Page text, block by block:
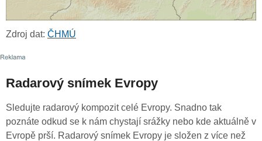
Zdroj dat: ČHMÚ
Radarový snímek Evropy
Sledujte radarový kompozit celé Evropy. Snadno tak
poznáte odkud se k nám chystají srážky nebo kde aktuálně v
Evropě prší. Radarový snímek Evropy je složen z více než